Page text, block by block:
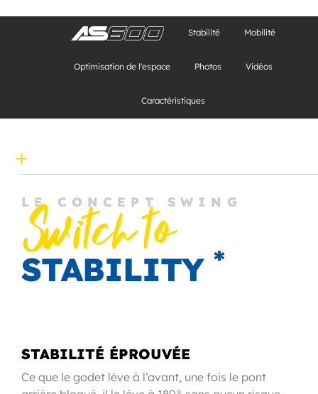
Stabilité Mobilité
Optimisation de l'espace Photos Vidéos
Caractéristiques
LE CONCEPT SWING
Switch to
STABILITY *
STABILITÉ ÉPROUVÉE
Ce que le godet lève à l’avant, une fois le pont